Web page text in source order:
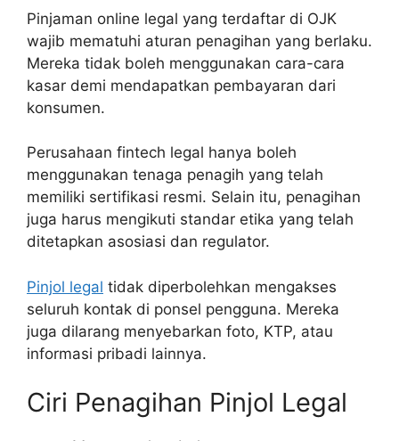
Pinjaman online legal yang terdaftar di OJK
wajib mematuhi aturan penagihan yang berlaku.
Mereka tidak boleh menggunakan cara-cara
kasar demi mendapatkan pembayaran dari
konsumen.
Perusahaan fintech legal hanya boleh
menggunakan tenaga penagih yang telah
memiliki sertifikasi resmi. Selain itu, penagihan
juga harus mengikuti standar etika yang telah
ditetapkan asosiasi dan regulator.
Pinjol legal tidak diperbolehkan mengakses
seluruh kontak di ponsel pengguna. Mereka
juga dilarang menyebarkan foto, KTP, atau
informasi pribadi lainnya.
Ciri Penagihan Pinjol Legal